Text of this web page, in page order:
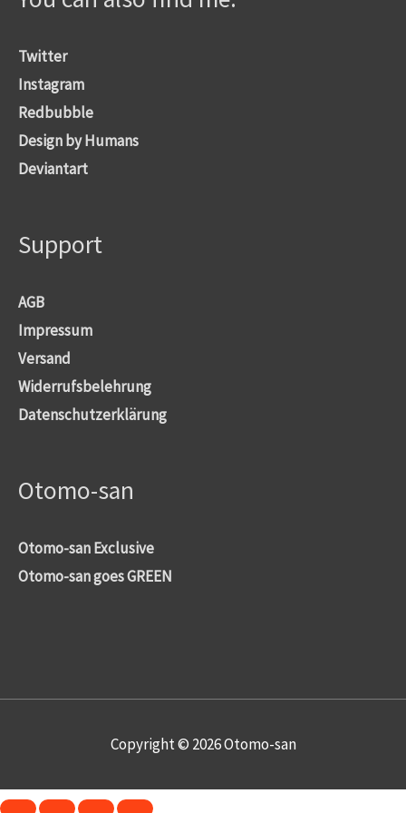
Twitter
Instagram
Redbubble
Design by Humans
Deviantart
Support
AGB
Impressum
Versand
Widerrufsbelehrung
Datenschutzerklärung
Otomo-san
Otomo-san Exclusive
Otomo-san goes GREEN
Copyright © 2026Otomo-san